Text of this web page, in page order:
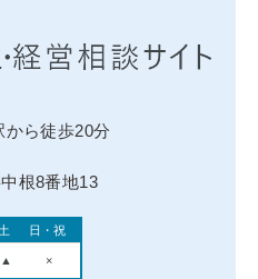
ら徒歩20分
根8番地13
土 日・祝
▲ ×